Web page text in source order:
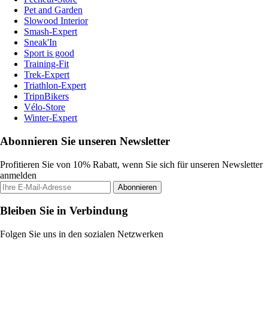
Pet and Garden
Slowood Interior
Smash-Expert
Sneak'In
Sport is good
Training-Fit
Trek-Expert
Triathlon-Expert
TripnBikers
Vélo-Store
Winter-Expert
Abonnieren Sie unseren Newsletter
Profitieren Sie von 10% Rabatt, wenn Sie sich für unseren Newsletter
anmelden
Abonnieren
Bleiben Sie in Verbindung
Folgen Sie uns in den sozialen Netzwerken